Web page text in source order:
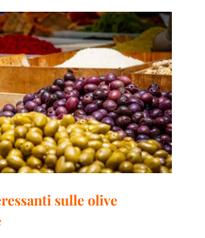
sulle olive